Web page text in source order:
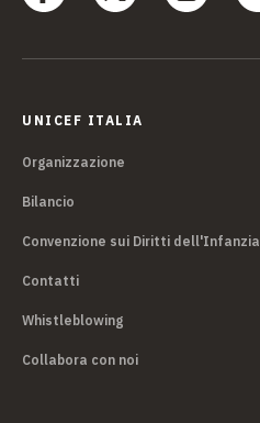
UNICEF ITALIA
Organizzazione
Bilancio
Convenzione sui Diritti dell'Infanzia
Contatti
Whistleblowing
Collabora con noi